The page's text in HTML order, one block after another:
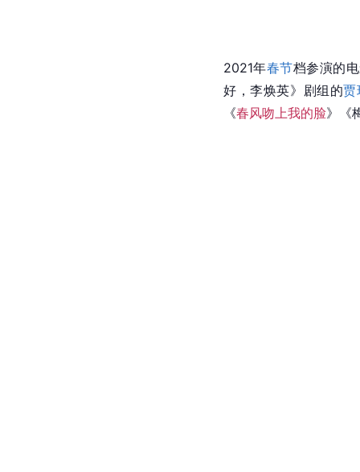
2021年春节档参演的
好，李焕英》剧组的贾
《春风吻上我的脸》《